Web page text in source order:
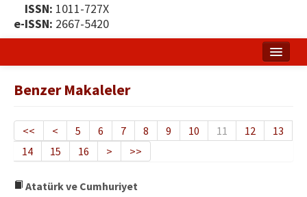
ISSN: 1011-727X
e-ISSN: 2667-5420
Yayın Politikası
Dergi Kurulları
Yayın İlkeleri
Benzer Makaleler
<< < 5 6 7 8 9 10 11 12
13
14
15 16 > >>
Atatürk ve Cumhuriyet